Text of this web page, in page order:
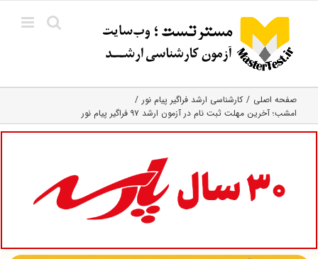
content
صفحه اصلی
کارشناسی ارشد فراگیر پیام نور
امشب؛ آخرین مهلت ثبت نام در آزمون ارشد ۹۷ فراگیر پیام نور